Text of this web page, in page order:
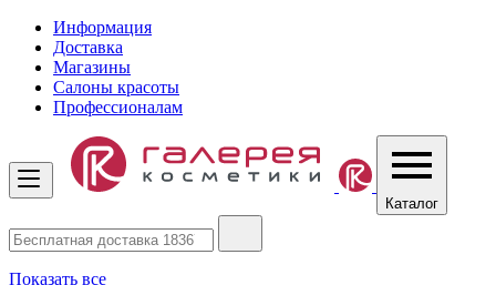
Информация
Доставка
Магазины
Салоны красоты
Профессионалам
Каталог
Показать все